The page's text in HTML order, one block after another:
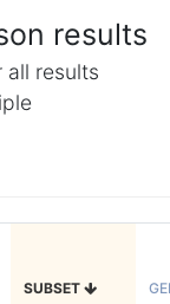
results
all results
SUBSET